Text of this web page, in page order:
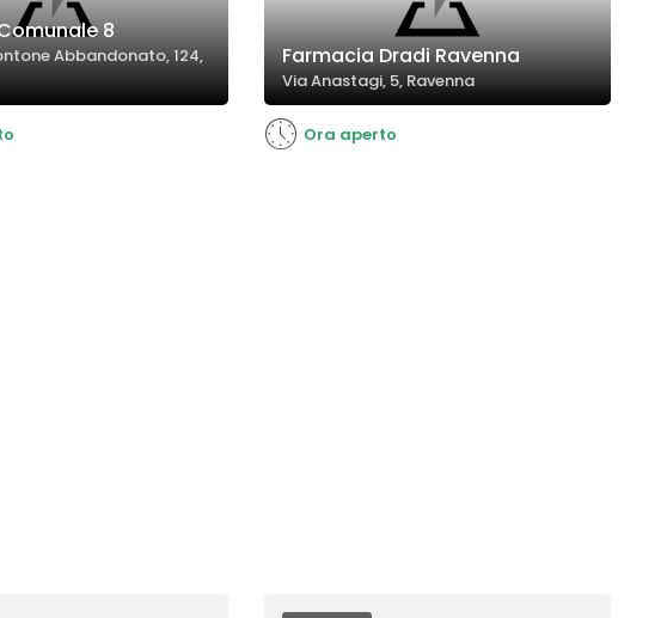
8
Abbandonato, 124,
Farmacia Dradi Ravenna
Via Anastagi, 5, Ravenna
Ora aperto